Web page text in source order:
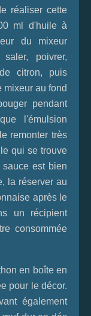
réaliser cette
ml d'huile à
du mixeur
poivrer,
citron, puis
au fond
pendant
l'émulsion
remonter très
qui se trouve
est bien
la réserver au
après le
un récipient
consommée
en boîte en
pour le décor.
également